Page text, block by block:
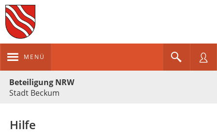
MENÜ
Beteiligung NRW
Stadt Beckum
Hilfe